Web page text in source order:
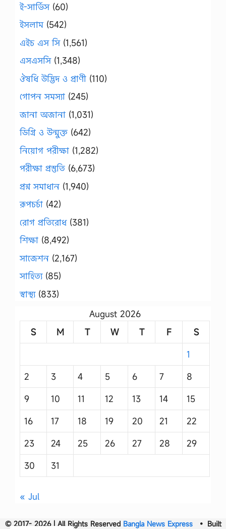
ই-সার্ভিস(60)
ইসলাম(542)
এইচ এস সি(1,561)
এসএসসি(1,348)
ঔষধি উদ্ভিদ ও প্রাণী (110)
গোপন সমস্যা (245)
জানা অজানা (1,031)
ডিগ্রি ও উন্মুক্ত (642)
নিয়োগ পরীক্ষা (1,282)
পরীক্ষা প্রস্তুতি (6,673)
প্রশ্ন সমাধান (1,940)
রূপচর্চা (42)
রোগ প্রতিরোধ(381)
শিক্ষা (8,492)
সাজেশন (2,167)
সাহিত্য(85)
স্বাস্থ্য(833)
August 2026
S
M T W T F
S
1
2
3 4 5 6 7
8
9
10 11 12 13 14
15
16
17 18 19 20 21
22
23
24 25 26 27 28
29
30
31
« Jul
© 2017- 2026 | All Rights Reserved Bangla News Express• Built